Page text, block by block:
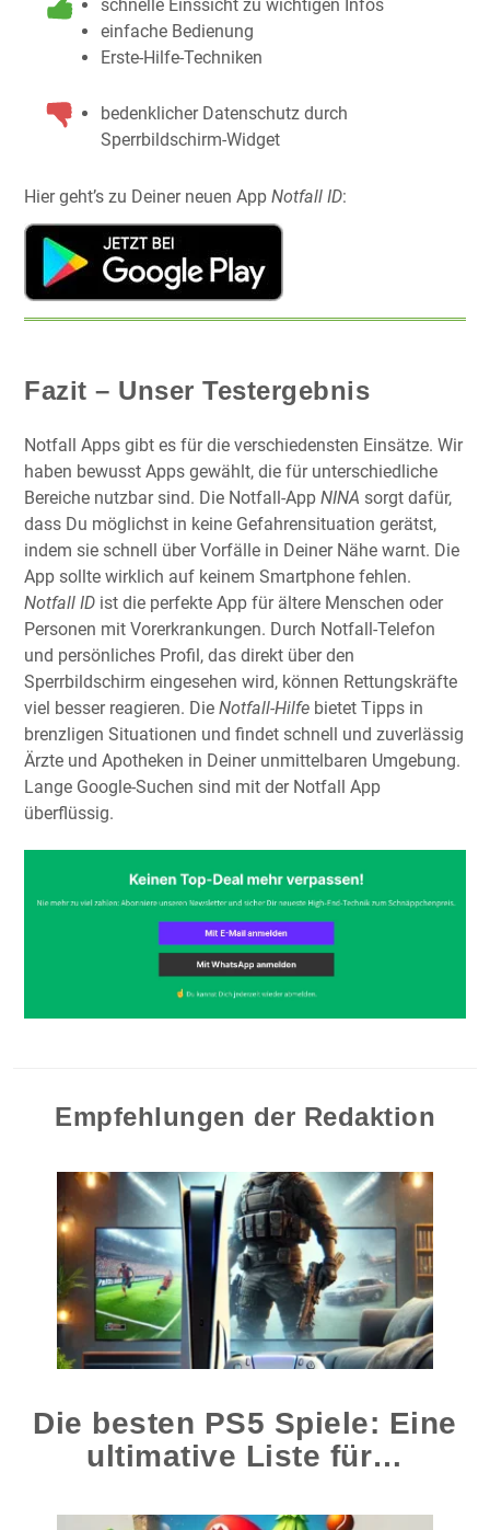
schnelle Einssicht zu wichtigen Infos
einfache Bedienung
Erste-Hilfe-Techniken
bedenklicher Datenschutz durch
Sperrbildschirm-Widget
Hier geht’s zu Deiner neuen App Notfall ID:
Fazit – Unser Testergebnis
Notfall Apps gibt es für die verschiedensten Einsätze. Wir
haben bewusst Apps gewählt, die für unterschiedliche
Bereiche nutzbar sind. Die Notfall-App NINA sorgt dafür,
dass Du möglichst in keine Gefahrensituation gerätst,
indem sie schnell über Vorfälle in Deiner Nähe warnt. Die
App sollte wirklich auf keinem Smartphone fehlen.
Notfall ID ist die perfekte App für ältere Menschen oder
Personen mit Vorerkrankungen. Durch Notfall-Telefon
und persönliches Profil, das direkt über den
Sperrbildschirm eingesehen wird, können Rettungskräfte
viel besser reagieren. Die Notfall-Hilfe bietet Tipps in
brenzligen Situationen und findet schnell und zuverlässig
Ärzte und Apotheken in Deiner unmittelbaren Umgebung.
Lange Google-Suchen sind mit der Notfall App
überflüssig.
Empfehlungen der Redaktion
Die besten PS5 Spiele: Eine
ultimative Liste für…